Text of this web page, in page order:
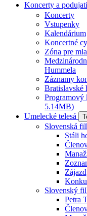
Koncerty a
Koncerty
Vstupenky
Kalendárium
Koncertné
Zóna pre
Hummela
Záznamy
Bratislavské
Programový
5.14MB)
Umelecké telesá
Slovenská
Stáli
Slovenský
Petra